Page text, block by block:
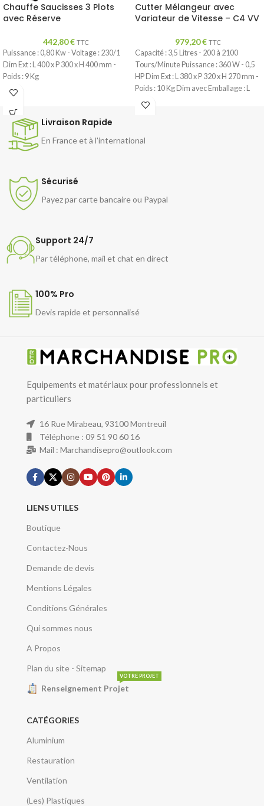
Chauffe Saucisses 3 Plots
avec Réserve
442,80€ TTC
Puissance : 0,80 Kw - Voltage : 230/1
Dim Ext : L 400 x P 300 x H 400 mm -
Poids : 9 Kg
Cutter Mélangeur avec
Variateur de Vitesse – C4 VV
979,20€ TTC
Capacité : 3,5 Litres - 200 à 2100
Tours/Minute Puissance : 360 W - 0,5
HP Dim Ext : L 380 x P 320 x H 270 mm -
Poids : 10 Kg Dim avec Emballage : L
450 x P 330 x H 310 mm - 11 Kg
Livraison Rapide
En France et à l'international
Sécurisé
Payez par carte bancaire ou Paypal
Support 24/7
Par téléphone, mail et chat en direct
100% Pro
Devis rapide et personnalisé
Equipements et matériaux pour professionnels et
particuliers
16 Rue Mirabeau, 93100 Montreuil
Téléphone : 09 51 90 60 16
Mail : Marchandisepro@outlook.com
LIENS UTILES
Boutique
Contactez-Nous
Demande de devis
Mentions Légales
Conditions Générales
Qui sommes nous
A Propos
Plan du site - Sitemap
Renseignement Projet
VOTRE PROJET
CATÉGORIES
Aluminium
Restauration
Ventilation
(Les) Plastiques